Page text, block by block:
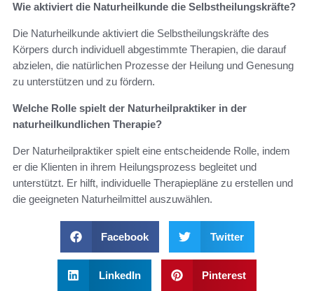
Wie aktiviert die Naturheilkunde die Selbstheilungskräfte?
Die Naturheilkunde aktiviert die Selbstheilungskräfte des
Körpers durch individuell abgestimmte Therapien, die darauf
abzielen, die natürlichen Prozesse der Heilung und Genesung
zu unterstützen und zu fördern.
Welche Rolle spielt der Naturheilpraktiker in der
naturheilkundlichen Therapie?
Der Naturheilpraktiker spielt eine entscheidende Rolle, indem
er die Klienten in ihrem Heilungsprozess begleitet und
unterstützt. Er hilft, individuelle Therapiepläne zu erstellen und
die geeigneten Naturheilmittel auszuwählen.
Facebook Twitter
LinkedIn Pinterest